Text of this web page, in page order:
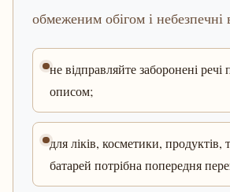
обмеженим обігом і небезпечні
не відправляйте заборонені речі
описом;
для ліків, косметики, продуктів,
батарей потрібна попередня